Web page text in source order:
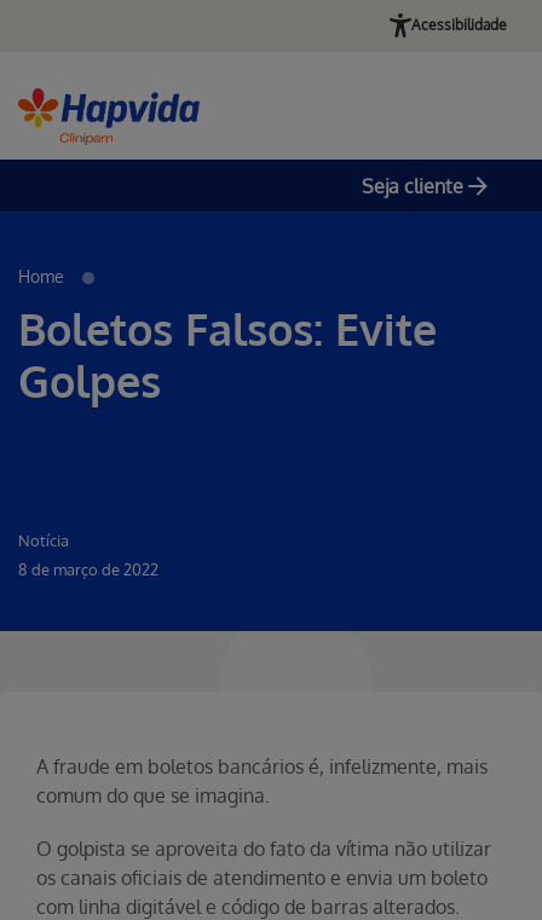
Acessibilidade
Seja cliente
Home
Boletos Falsos: Evite
Golpes
Notícia
8 de março de 2022
A fraude em boletos bancários é, infelizmente, mais
comum do que se imagina.
O golpista se aproveita do fato da vítima não utilizar
os canais oficiais de atendimento e envia um boleto
com linha digitável e código de barras alterados.